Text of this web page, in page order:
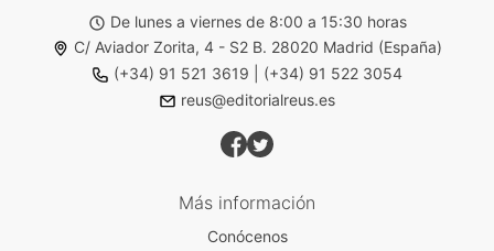
De lunes a viernes de 8:00 a 15:30 horas
C/ Aviador Zorita, 4 - S2 B. 28020 Madrid (España)
(+34) 91 521 3619
(+34) 91 522 3054
reus@editorialreus.es
Más información
Conócenos